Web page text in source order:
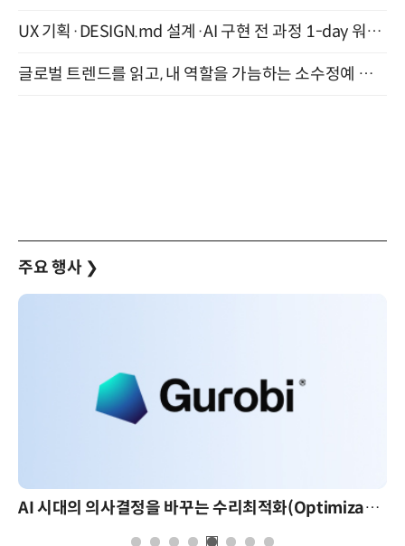
UX 기획·DESIGN.md 설계·AI 구현 전 과정 1-day 워크숍 with Claude Code·Codex 9월 15일 개최
글로벌 트렌드를 읽고, 내 역할을 가늠하는 소수정예 실습 워크숍 (8/28)
주요 행사 ❯
AI 시대의 의사결정을 바꾸는 수리최적화(Optimization): 실제 산업 적용 사례와 활용 전략